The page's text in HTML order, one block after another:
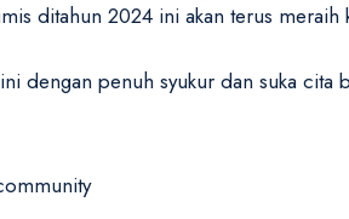
ditahun 2024 ini akan terus meraih
dengan penuh syukur dan suka cita